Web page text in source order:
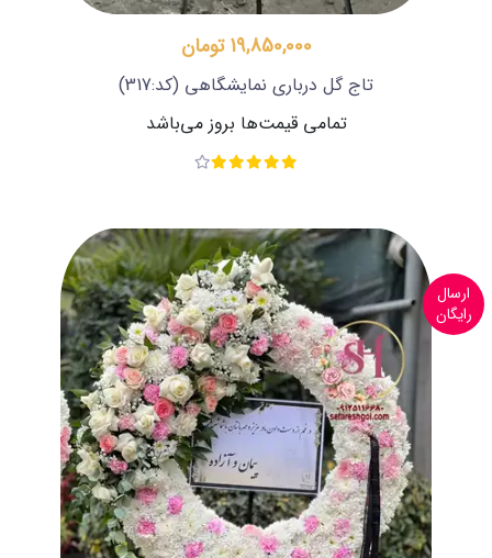
19,850,000 تومان
تاج گل درباری نمایشگاهی (کد:317)
تمامی قیمت‌ها بروز می‌باشد
ارسال
رایگان